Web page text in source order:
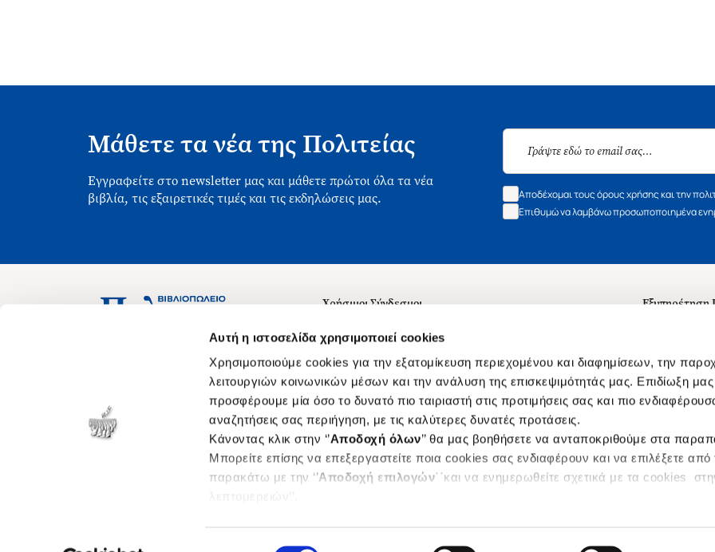
Αυτή η ιστοσελίδα χρησιμοποιεί cookies
Χρησιμοποιούμε cookies για την εξατομίκευση περιεχομένου και διαφημίσεων, την
λειτουργιών κοινωνικών μέσων και την ανάλυση της επισκεψιμότητάς μας. Επιδίωξη μας
προσφέρουμε μία όσο το δυνατό πιο ταιριαστή στις προτιμήσεις σας και πιο
αναζητήσεις σας περιήγηση, με τις καλύτερες δυνατές προτάσεις.
Κάνοντας κλικ στην ‘’Αποδοχή όλων’’ θα μας βοηθήσετε να ανταποκριθούμε στα
Μπορείτε επίσης να επεξεργαστείτε ποια cookies σας ενδιαφέρουν και να επιλέξετε από
παρακάτω με την ‘’Αποδοχή επιλογών΄΄και να ενημερωθείτε σχετικά με τα cookies
λεπτομερειών’’.
Μάθετε τα νέα της Πολιτείας
Εγγραφείτε στο newsletter μας και μάθετε πρώτοι όλα τα νέα
βιβλία, τις εξαιρετικές τιμές και τις εκδηλώσεις μας.
Αποδέχομαι τους όρους χρήσης και την
Επιθυμώ να λαμβάνω προσωποποιημένα
Ασκληπιού 1-3, Αθήνα 106 79
Χρήσιμοι Σύνδεσμοι
Σχετικά με εμάς
Θέσεις Εργασίας
Οδηγίες για τις "Λίστες Επιθυμητών" και τη Βιβλιοθήκη
Οδηγίες Χρήσης Αναζήτησης
Νόμος Ενιαίας Τιμής Βιβλίων
Cookies
B2B
Δικαίωμα